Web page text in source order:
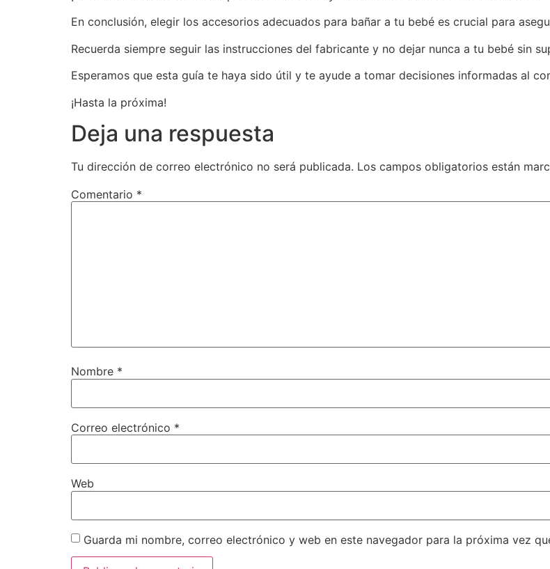
En conclusión, elegir los accesorios adecuados para bañar a tu bebé es crucial para
Recuerda siempre seguir las instrucciones del fabricante y no dejar nunca a tu bebé sin
Esperamos que esta guía te haya sido útil y te ayude a tomar decisiones informadas al
¡Hasta la próxima!
Deja una respuesta
Tu dirección de correo electrónico no será publicada. Los campos obligatorios están
Comentario *
Nombre *
Correo electrónico *
Web
Guarda mi nombre, correo electrónico y web en este navegador para la próxima vez